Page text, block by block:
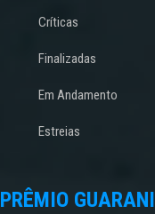
Críticas
Finalizadas
Em Andamento
Estreias
PRÊMIO GUARANI